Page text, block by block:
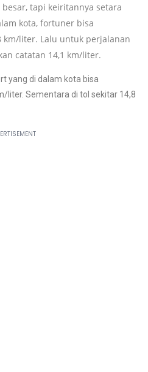
besar, tapi keiritannya setara
kota, fortuner bisa
km/liter. Lalu untuk perjalanan
catatan 14,1 km/liter.
yang di dalam kota bisa
liter. Sementara di tol sekitar 14,8